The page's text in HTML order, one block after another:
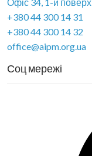
+380 44 300 14 31
+380 44 300 14 32
office@aipm.org.ua
Соц мережі